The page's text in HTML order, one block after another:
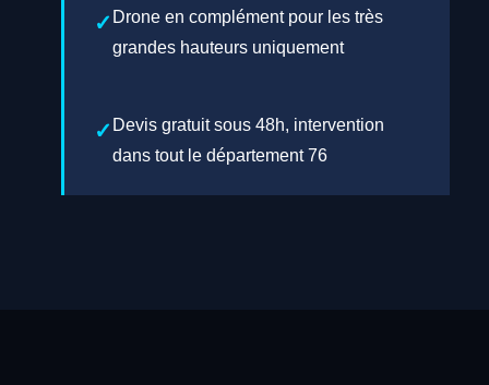
Drone en complément pour les très
grandes hauteurs uniquement
Devis gratuit sous 48h, intervention
dans tout le département 76